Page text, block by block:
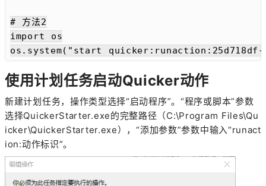
# 方法2
import os
os.system("start quicker:runaction:25d718df-
使用计划任务启动Quicker动作
新建计划任务，操作类型选择“启动程序”。“程序或脚本”参数
选择QuickerStarter.exe的完整路径（C:\Program Files\Qu
icker\QuickerStarter.exe），“添加参数”参数中输入“runact
ion:动作标识”。